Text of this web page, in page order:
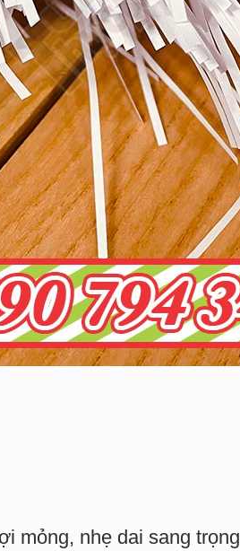
mỏng, nhẹ dai sang trọng